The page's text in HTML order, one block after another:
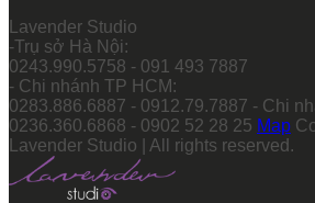
Lavender Studio
-Trụ sở Hà Nội:
0243.990.5758 - 091 493 7887
- Chi nhánh TP HCM:
0283.886.6887 - 0912.79.7887 - Chi
0236.360.6868 - 0902 52 28 25 Map
Lavender Studio | All rights reserved.